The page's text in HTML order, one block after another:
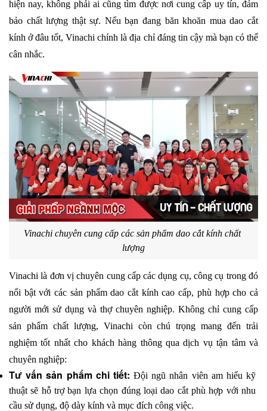
hiện nay, không phải ai cũng tìm được nơi cung cấp uy tín, đảm
bảo chất lượng thật sự. Nếu bạn đang băn khoăn mua dao cắt
kính ở đâu tốt, Vinachi chính là địa chỉ đáng tin cậy mà bạn có thể
cân nhắc.
Vinachi chuyên cung cấp các sản phẩm dao cắt kính chất
lượng
Vinachi là đơn vị chuyên cung cấp các dụng cụ, công cụ trong đó
nổi bật với các sản phẩm dao cắt kính cao cấp, phù hợp cho cả
người mới sử dụng và thợ chuyên nghiệp. Không chỉ cung cấp
sản phẩm chất lượng, Vinachi còn chú trọng mang đến trải
nghiệm tốt nhất cho khách hàng thông qua dịch vụ tận tâm và
chuyên nghiệp:
Tư vấn sản phẩm chi tiết: Đội ngũ nhân viên am hiểu kỹ
thuật sẽ hỗ trợ bạn lựa chọn đúng loại dao cắt phù hợp với nhu
cầu sử dụng, độ dày kính và mục đích công việc.